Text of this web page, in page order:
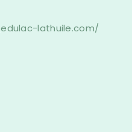
lathuile.com/